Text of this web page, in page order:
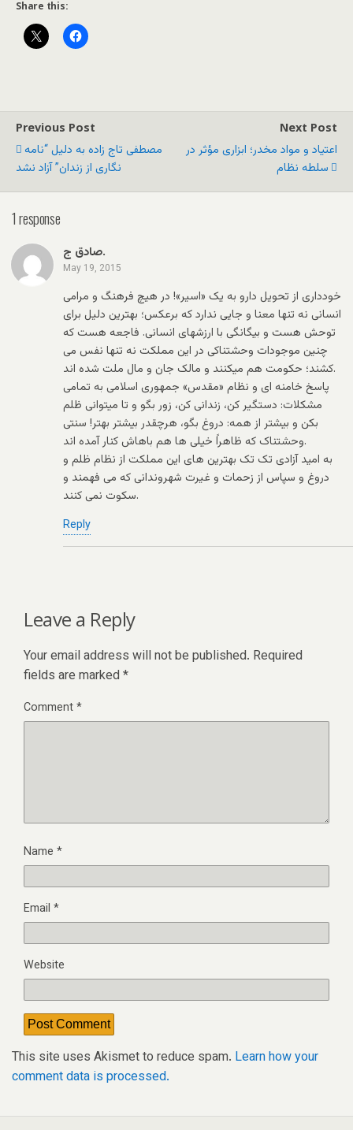
Share this:
Previous Post
مصطفى تاج زاده به دلیل “نامه
نگارى از زندان” آزاد نشد
Next Post
اعتیاد و مواد مخدر؛ ابزاری مؤثر در
سلطه نظام
1 response
صادق ج.
May 19, 2015
خودداری از تحویل دارو به یک «اسیر»! در هیچ فرهنگ و مرامی
انسانی نه تنها معنا و جایی ندارد که برعکس؛ بهترین دلیل برای
توحش هست و بیگانگی با ارزشهای انسانی. فاجعه هست که
چنین موجودات وحشتناکی در این مملکت نه تنها نفس می
کشند؛ حکومت هم میکنند و مالک جان و مال ملت شده اند.
پاسخ خامنه ای و نظام «مقدس» جمهوری اسلامی به تمامی
مشکلات: دستگیر کن، زندانی کن، زور بگو و تا میتوانی ظلم
بکن و بیشتر از همه: دروغ بگو، هرچقدر بیشتر بهتر! سنتی
وحشتناک که ظاهراً خیلی ها هم باهاش کنار آمده اند.
به امید آزادی تک تک بهترین های این مملکت از نظام ظلم و
دروغ و سپاس از زحمات و غیرت شهروندانی که می فهمند و
سکوت نمی کنند.
Reply
Leave a Reply
Your email address will not be published. Required
fields are marked *
Comment*
Name *
Email *
Website
This site uses Akismet to reduce spam. Learn how your
comment data is processed.